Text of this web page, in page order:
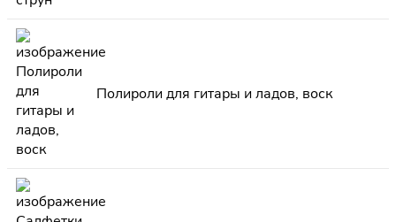
Полироли для гитары и ладов, воск